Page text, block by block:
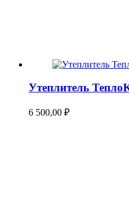
Утеплитель
6 500,00 ₽